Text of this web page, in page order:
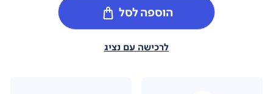
הוספה לסל
לרכישה עם נציג